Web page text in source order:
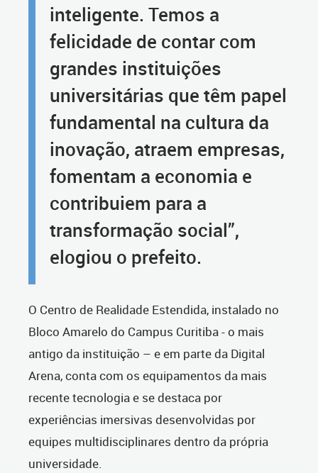
inteligente. Temos a
felicidade de contar com
grandes instituições
universitárias que têm papel
fundamental na cultura da
inovação, atraem empresas,
fomentam a economia e
contribuiem para a
transformação social”,
elogiou o prefeito.
O Centro de Realidade Estendida, instalado no
Bloco Amarelo do Campus Curitiba - o mais
antigo da instituição – e em parte da Digital
Arena, conta com os equipamentos da mais
recente tecnologia e se destaca por
experiências imersivas desenvolvidas por
equipes multidisciplinares dentro da própria
universidade.